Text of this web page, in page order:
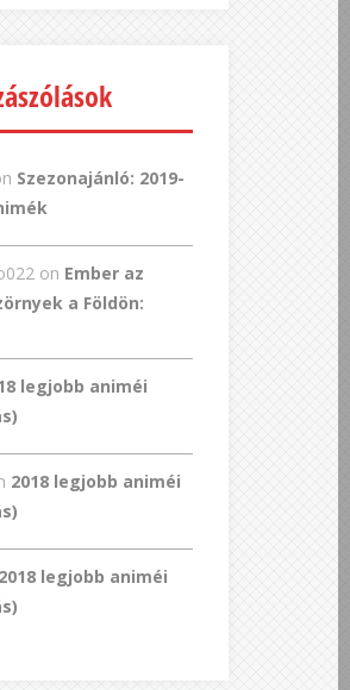
Szezonajánló: 2019-
on Ember az
a Földön:
legjobb animéi
2018 legjobb animéi
2018 legjobb animéi